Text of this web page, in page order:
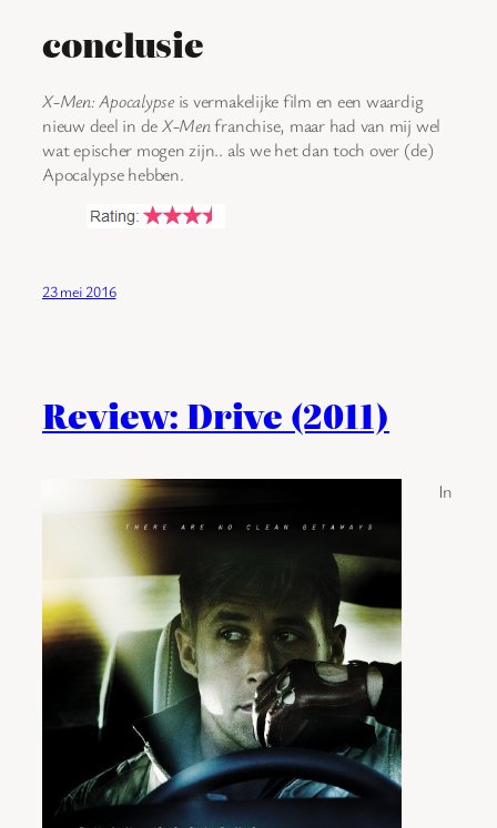
conclusie
X-Men: Apocalypseis vermakelijke film en een waardig
nieuw deel in deX-Menfranchise, maar had van mij wel
wat epischer mogen zijn.. als we het dan toch over (de)
Apocalypse hebben.
23 mei 2016
Review: Drive (2011)
In